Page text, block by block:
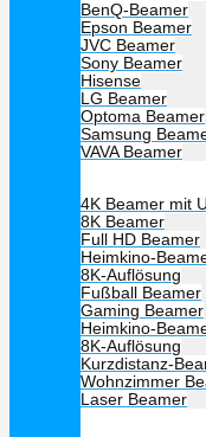
BenQ-Beamer
Epson Beamer
JVC Beamer
Sony Beamer
Hisense
LG Beamer
Optoma Beamer
Samsung
VAVA Beamer
4K Beamer mit
8K Beamer
Full HD Beamer
Heimkino-
8K-Auflösung
Fußball Beamer
Gaming Beamer
Heimkino-
8K-Auflösung
Kurzdistanz-
Wohnzimmer
Laser Beamer